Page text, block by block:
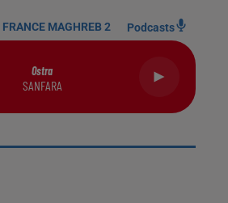
FRANCE MAGHREB 2 Podcasts
Ostra
SANFARA